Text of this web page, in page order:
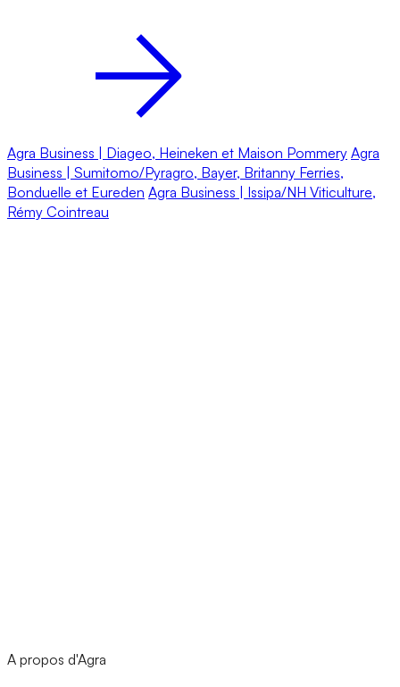
Agra Business | Diageo, Heineken et Maison Pommery Agra
Business | Sumitomo/Pyragro, Bayer, Britanny Ferries,
Bonduelle et Eureden Agra Business | Issipa/NH Viticulture,
Rémy Cointreau
A propos d'Agra